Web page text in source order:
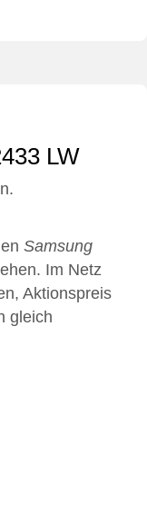
LW
Samsung
Im Netz
Aktionspreis
gleich